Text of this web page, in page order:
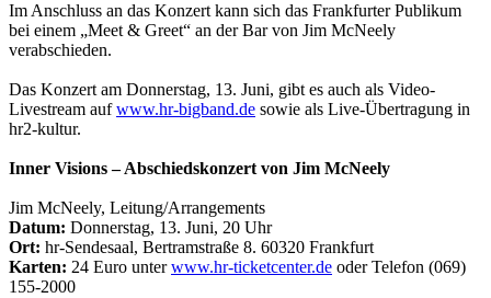
Im Anschluss an das Konzert kann sich das Frankfurter Publikum
bei einem „Meet & Greet“ an der Bar von Jim McNeely
verabschieden.
Das Konzert am Donnerstag, 13. Juni, gibt es auch als Video-
Livestream aufwww.hr-bigband.de sowie als Live-Übertragung in
hr2-kultur.
Inner Visions – Abschiedskonzert von Jim McNeely
Jim McNeely, Leitung/Arrangements
Datum: Donnerstag, 13. Juni, 20 Uhr
Ort: hr-Sendesaal, Bertramstraße 8. 60320 Frankfurt
Karten: 24 Euro unterwww.hr-ticketcenter.de oder Telefon (069)
155-2000